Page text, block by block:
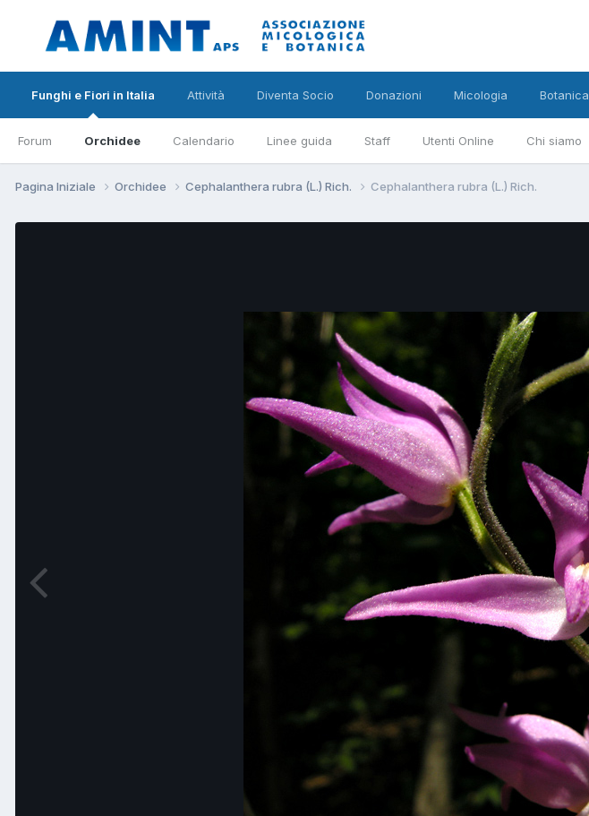
Funghi e Fiori in Italia
Forum Orchidee Calendario Linee guida Staff Utenti Online Chi siamo
Attività Diventa Socio Donazioni Micologia Botanica
Pagina Iniziale Orchidee Cephalanthera rubra (L.) Rich. Cephalanthera rubra (L.) Rich.